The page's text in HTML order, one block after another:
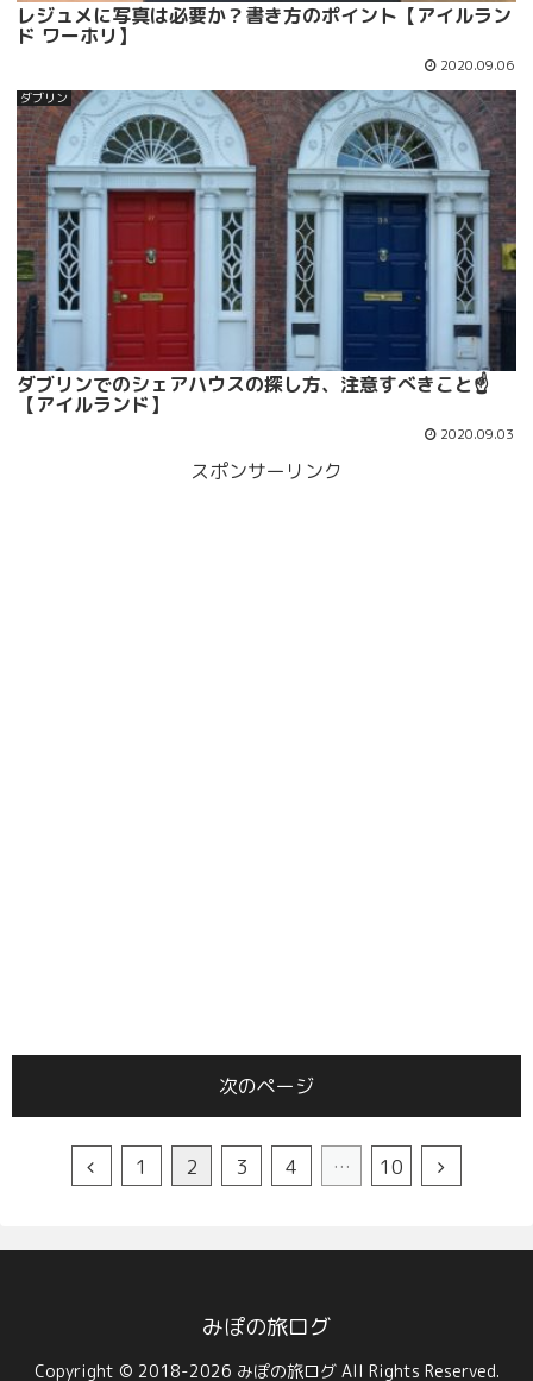
レジュメに写真は必要か？書き方のポイント【アイルラン
ド ワーホリ】
2020.09.06
ダブリン
ダブリンでのシェアハウスの探し方、注意すべきこと☝
【アイルランド】
2020.09.03
スポンサーリンク
次のページ
1 2 3 4 … 10
みぽの旅ログ
Copyright © 2018-2026 みぽの旅ログ All Rights Reserved.